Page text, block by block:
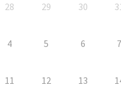
28 29 30
4 5 6 7
11 12 13